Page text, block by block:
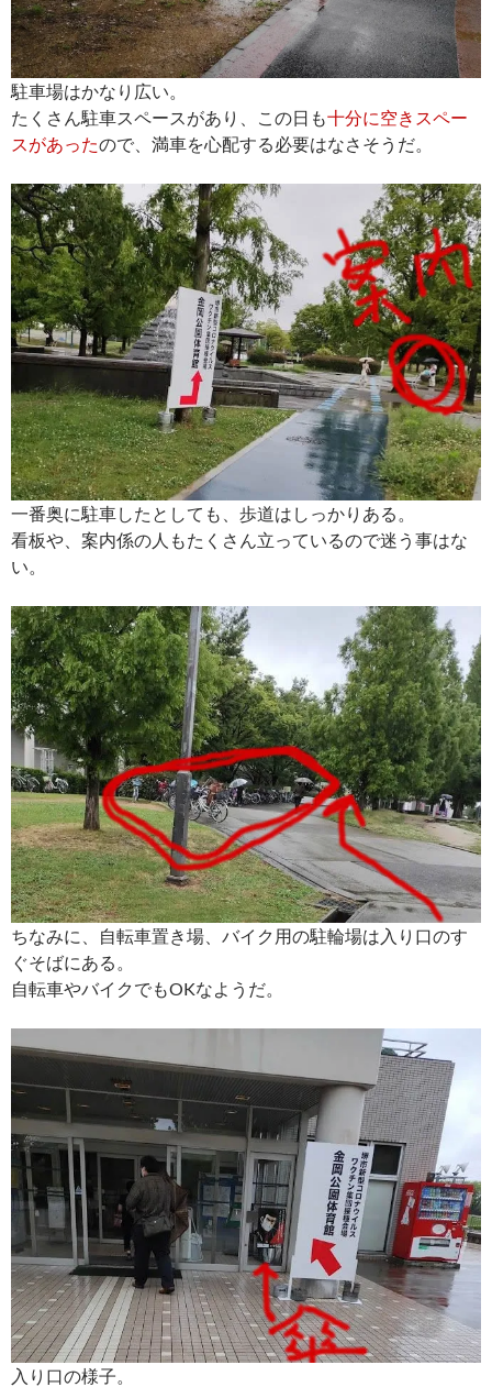
駐車場はかなり広い。
たくさん駐車スペースがあり、この日も十分に空きスペー
スがあったので、満車を心配する必要はなさそうだ。
一番奥に駐車したとしても、歩道はしっかりある。
看板や、案内係の人もたくさん立っているので迷う事はな
い。
ちなみに、自転車置き場、バイク用の駐輪場は入り口のす
ぐそばにある。
自転車やバイクでもOKなようだ。
入り口の様子。